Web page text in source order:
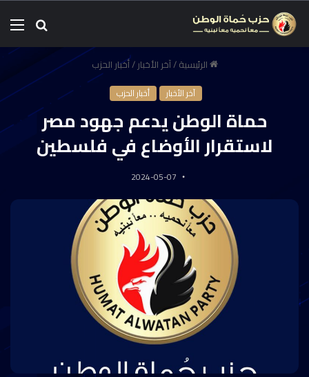
الرئيسية/آخر الأخبار/أخبار الحزب
آخر الأخبار أخبار الحزب
حماة الوطن يدعم جهود مصر
لاستقرار الأوضاع في فلسطين
2024-05-07